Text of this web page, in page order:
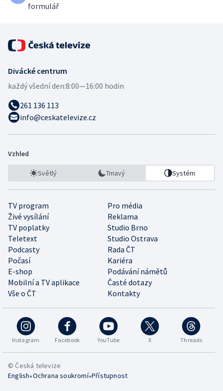
formulář
Divácké centrum
každý všední den:8:00—16:00 hodin
261 136 113
info@ceskatelevize.cz
Vzhled
Světlý Tmavý Systém
TV program
Pro média
Živé vysílání
Reklama
TV poplatky
Studio Brno
Teletext
Studio Ostrava
Podcasty
Rada ČT
Počasí
Kariéra
E-shop
Podávání námětů
Mobilní a TV aplikace
Časté dotazy
Vše o ČT
Kontakty
Instagram Facebook YouTube X Threads
© Česká televize
English•Ochrana soukromí•Přístupnost